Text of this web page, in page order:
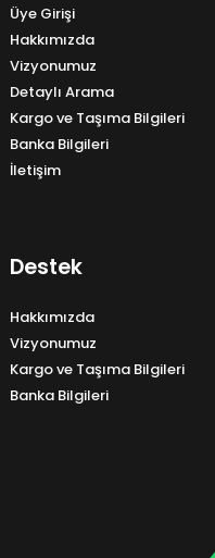
Üye Girişi
Hakkımızda
Vizyonumuz
Detaylı Arama
Kargo ve Taşıma Bilgileri
Banka Bilgileri
İletişim
Destek
Hakkımızda
Vizyonumuz
Kargo ve Taşıma Bilgileri
Banka Bilgileri